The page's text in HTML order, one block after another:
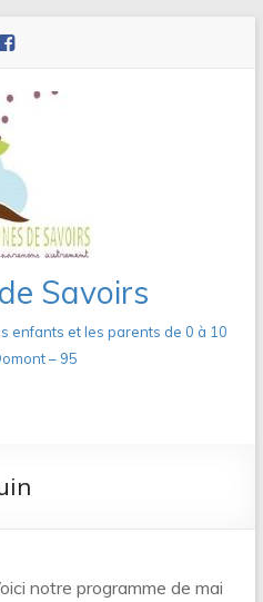
Savoirs
enfants et les parents de 0 à 10
– 95
notre programme de mai